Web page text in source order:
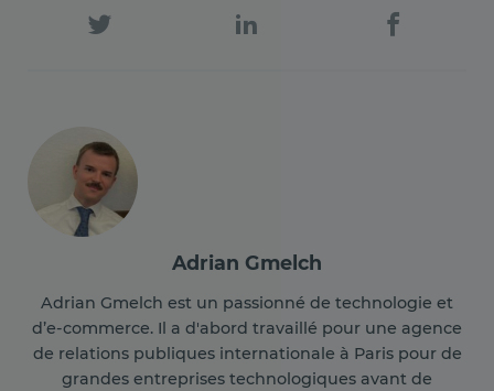
Adrian Gmelch
Adrian Gmelch est un passionné de technologie et
d’e-commerce. Il a d'abord travaillé pour une agence
de relations publiques internationale à Paris pour de
grandes entreprises technologiques avant de